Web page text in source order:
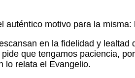
motivo para la misma:
en la fidelidad y
que tengamos paciencia,
lo relata el Evangelio.